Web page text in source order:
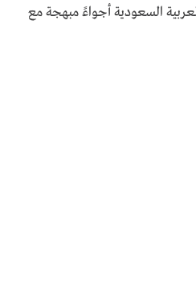
السعودية أجواءً مبهجة مع